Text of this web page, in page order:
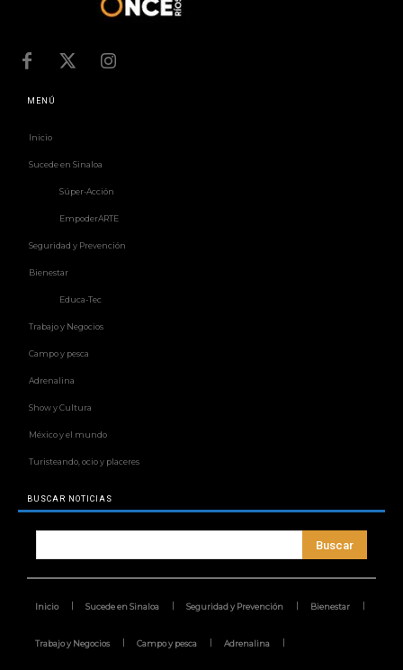
MENÚ
Inicio
Sucede en Sinaloa
Súper-Acción
EmpoderARTE
Seguridad y Prevención
Bienestar
Educa-Tec
Trabajo y Negocios
Campo y pesca
Adrenalina
Show y Cultura
México y el mundo
Turisteando, ocio y placeres
BUSCAR NOTICIAS
Buscar
Inicio Sucede en Sinaloa Seguridad y Prevención Bienestar
Trabajo y Negocios Campo y pesca Adrenalina